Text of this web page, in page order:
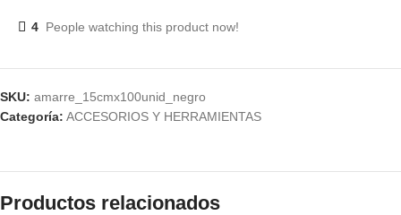
4 People watching this product now!
SKU: amarre_15cmx100unid_negro
Categoría: ACCESORIOS Y HERRAMIENTAS
Productos relacionados